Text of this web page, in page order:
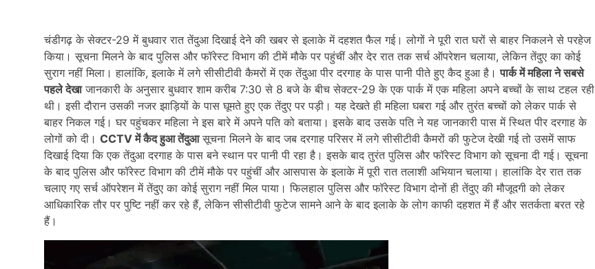
चंडीगढ़ के सेक्टर-29 में बुधवार रात तेंदुआ दिखाई देने की खबर से इलाके में दहशत फैल गई। लोगों ने पूरी रात घरों से बाहर निकलने से परहेज
किया। सूचना मिलने के बाद पुलिस और फॉरेस्ट विभाग की टीमें मौके पर पहुंचीं और देर रात तक सर्च ऑपरेशन चलाया, लेकिन तेंदुए का कोई
सुराग नहीं मिला। हालांकि, इलाके में लगे सीसीटीवी कैमरों में एक तेंदुआ पीर दरगाह के पास पानी पीते हुए कैद हुआ है।पार्क में महिला ने सबसे
पहले देखाजानकारी के अनुसार बुधवार शाम करीब 7:30 से 8 बजे के बीच सेक्टर-29 के एक पार्क में एक महिला अपने बच्चों के साथ टहल रही
थी। इसी दौरान उसकी नजर झाड़ियों के पास घूमते हुए एक तेंदुए पर पड़ी। यह देखते ही महिला घबरा गई और तुरंत बच्चों को लेकर पार्क से
बाहर निकल गई। घर पहुंचकर महिला ने इस बारे में अपने पति को बताया। इसके बाद उसके पति ने यह जानकारी पास में स्थित पीर दरगाह के
लोगों को दी। CCTV में कैद हुआ तेंदुआसूचना मिलने के बाद जब दरगाह परिसर में लगे सीसीटीवी कैमरों की फुटेज देखी गई तो उसमें साफ
दिखाई दिया कि एक तेंदुआ दरगाह के पास बने स्थान पर पानी पी रहा है। इसके बाद तुरंत पुलिस और फॉरेस्ट विभाग को सूचना दी गई। सूचना
के बाद पुलिस और फॉरेस्ट विभाग की टीमें मौके पर पहुंचीं और आसपास के इलाके में पूरी रात तलाशी अभियान चलाया। हालांकि देर रात तक
चलाए गए सर्च ऑपरेशन में तेंदुए का कोई सुराग नहीं मिल पाया। फिलहाल पुलिस और फॉरेस्ट विभाग दोनों ही तेंदुए की मौजूदगी को लेकर
आधिकारिक तौर पर पुष्टि नहीं कर रहे हैं, लेकिन सीसीटीवी फुटेज सामने आने के बाद इलाके के लोग काफी दहशत में हैं और सतर्कता बरत रहे
हैं।